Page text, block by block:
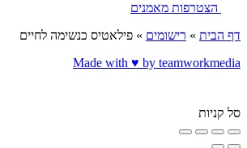
הצטרפות מאמנים
דף הבית » רישומים » פילאטיס כנשימה לחיים
Made with ♥️ by teamworkmedia
סל קניות